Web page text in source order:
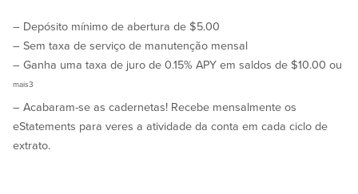
– Depósito mínimo de abertura de $5.00
– Sem taxa de serviço de manutenção mensal
– Ganha uma taxa de juro de 0.15% APY em saldos de $10.00 ou
mais3
– Acabaram-se as cadernetas! Recebe mensalmente os
eStatements para veres a atividade da conta em cada ciclo de
extrato.